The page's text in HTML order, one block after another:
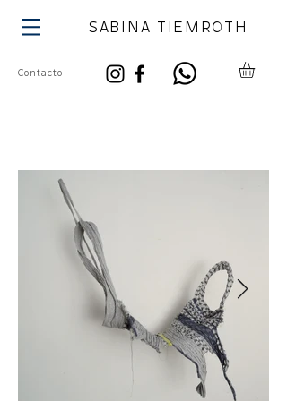
Contacto
SABINA TIEMROTH